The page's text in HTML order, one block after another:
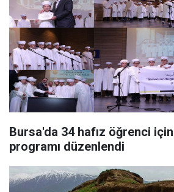
Bursa'da 34 hafız öğrenci
programı düzenlendi